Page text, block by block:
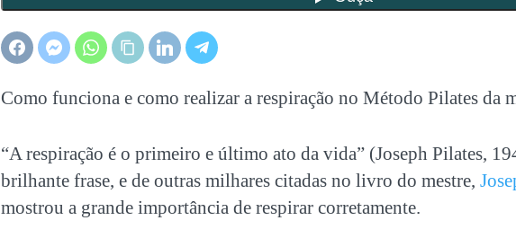
Como funciona e como realizar a respiração no Método Pilates da
“A respiração é o primeiro e último ato da vida” (Joseph Pilates,
brilhante frase, e de outras milhares citadas no livro do mestre,
mostrou a grande importância de respirar corretamente.